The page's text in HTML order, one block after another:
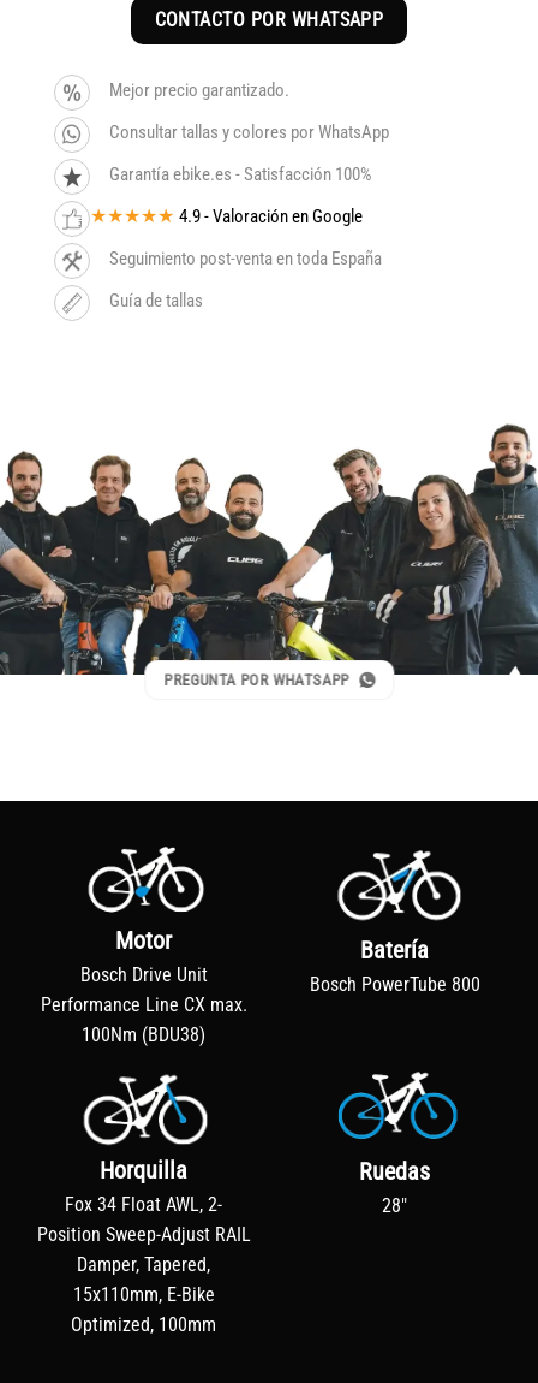
CONTACTO POR WHATSAPP
Mejor precio garantizado.
Consultar tallas y colores por WhatsApp
Garantía ebike.es - Satisfacción 100%
★★★★★ 4.9 - Valoración en Google
Seguimiento post-venta en toda España
Guía de tallas
PREGUNTA POR WHATSAPP
Motor
Bosch Drive Unit
Performance Line CX max.
100Nm (BDU38)
Batería
Bosch PowerTube 800
Horquilla
Fox 34 Float AWL, 2-
Position Sweep-Adjust RAIL
Damper, Tapered,
15x110mm, E-Bike
Optimized, 100mm
Ruedas
28"